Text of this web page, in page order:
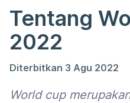
Tentang
2022
Diterbitkan 3 Agu 2022
World cup